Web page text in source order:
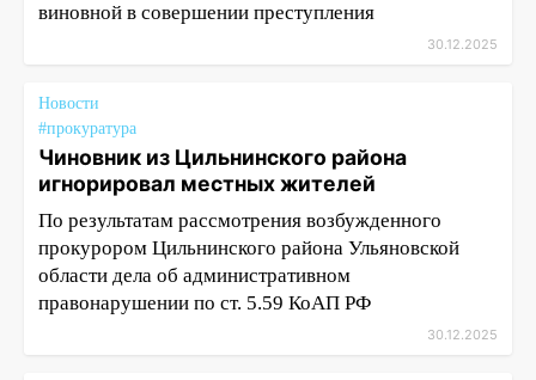
виновной в совершении преступления
30.12.2025
Новости
#прокуратура
Чиновник из Цильнинского района
игнорировал местных жителей
По результатам рассмотрения возбужденного
прокурором Цильнинского района Ульяновской
области дела об административном
правонарушении по ст. 5.59 КоАП РФ
30.12.2025